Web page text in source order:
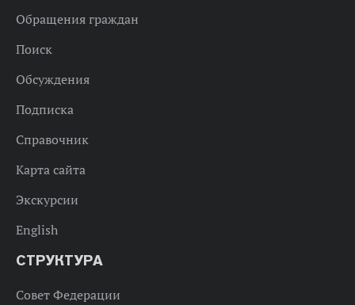
Обращения граждан
Поиск
Обсуждения
Подписка
Справочник
Карта сайта
Экскурсии
English
СТРУКТУРА
Совет Федерации